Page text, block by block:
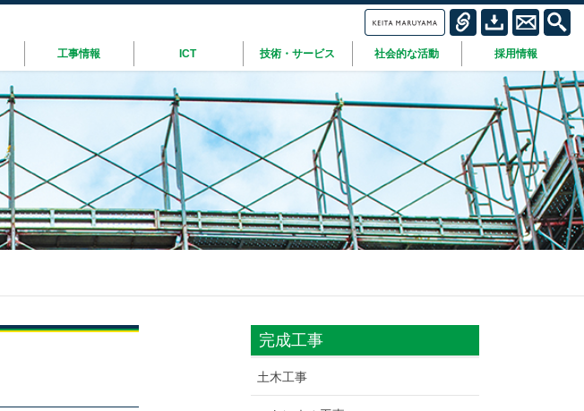
工事情報 ICT 技術・サービス 社会的な活動 採用情報
完成工事
土木工事